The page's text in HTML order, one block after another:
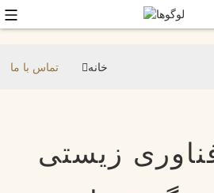
خانه تماس با ما
زیستی